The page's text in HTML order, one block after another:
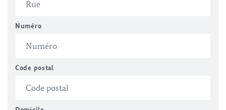
Numéro
Code postal